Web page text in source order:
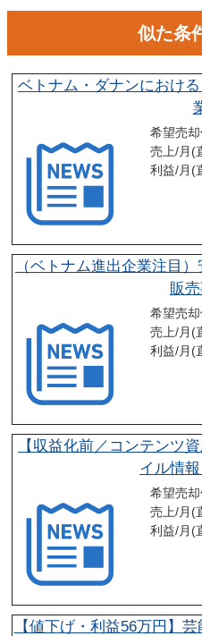
似た条
ベトナム・ダナンにおけ
希望売
売上/月(
利益/月(
（ベトナム進出企業注目
販
希望売
売上/月(
利益/月(
【収益化前／コンテンツ
イル情
希望売
売上/月(
利益/月(
【値下げ・利益56万円】